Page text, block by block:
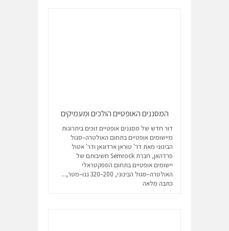
המסננים האופטיים הולכים ומעמיקים
דור חדש של מסננים אופטיים זוכים ביתרונות
מיישומים אופטיים בתחום האולטרה–סגול
הבינוני מאת דר' טוראן ארדוגאן ודר' אטול
פרדהאן, חברת Semrock חשיבותם של
יישומים אופטיים בתחום הספקטראלי
האולטרה–סגול הבינוני, 200–320 ננו–מטר,...
כתבה מלאה